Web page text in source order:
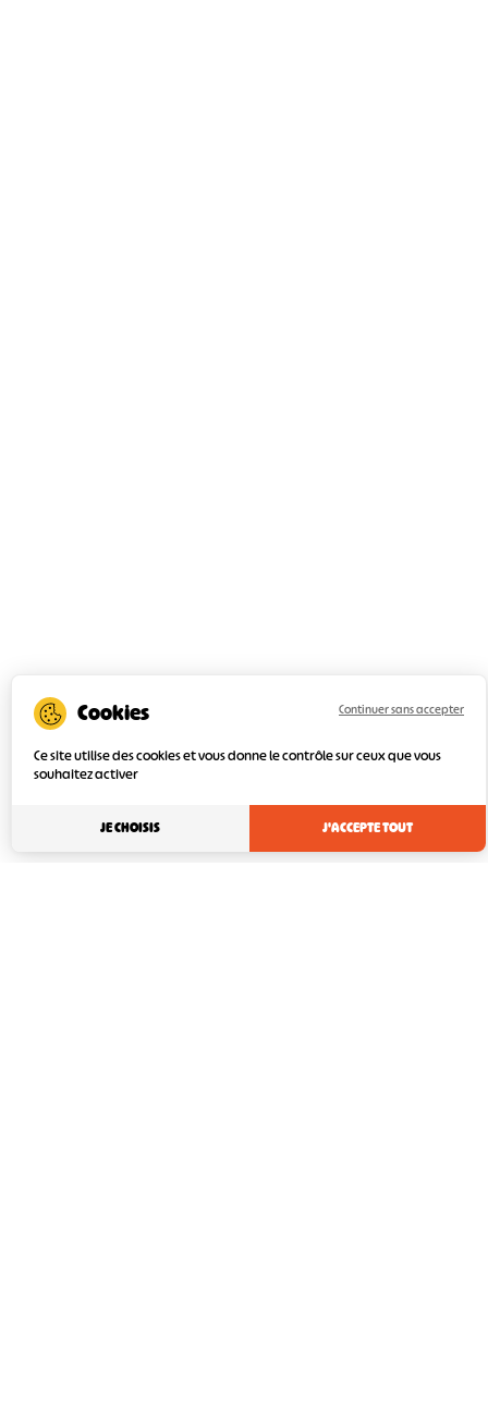
Ce site utilise des cookies et vous donne le contrôle sur ceux que vous
souhaitez activer
J'ACCEPTE TOUT
Continuer sans accepter
JE CHOISIS